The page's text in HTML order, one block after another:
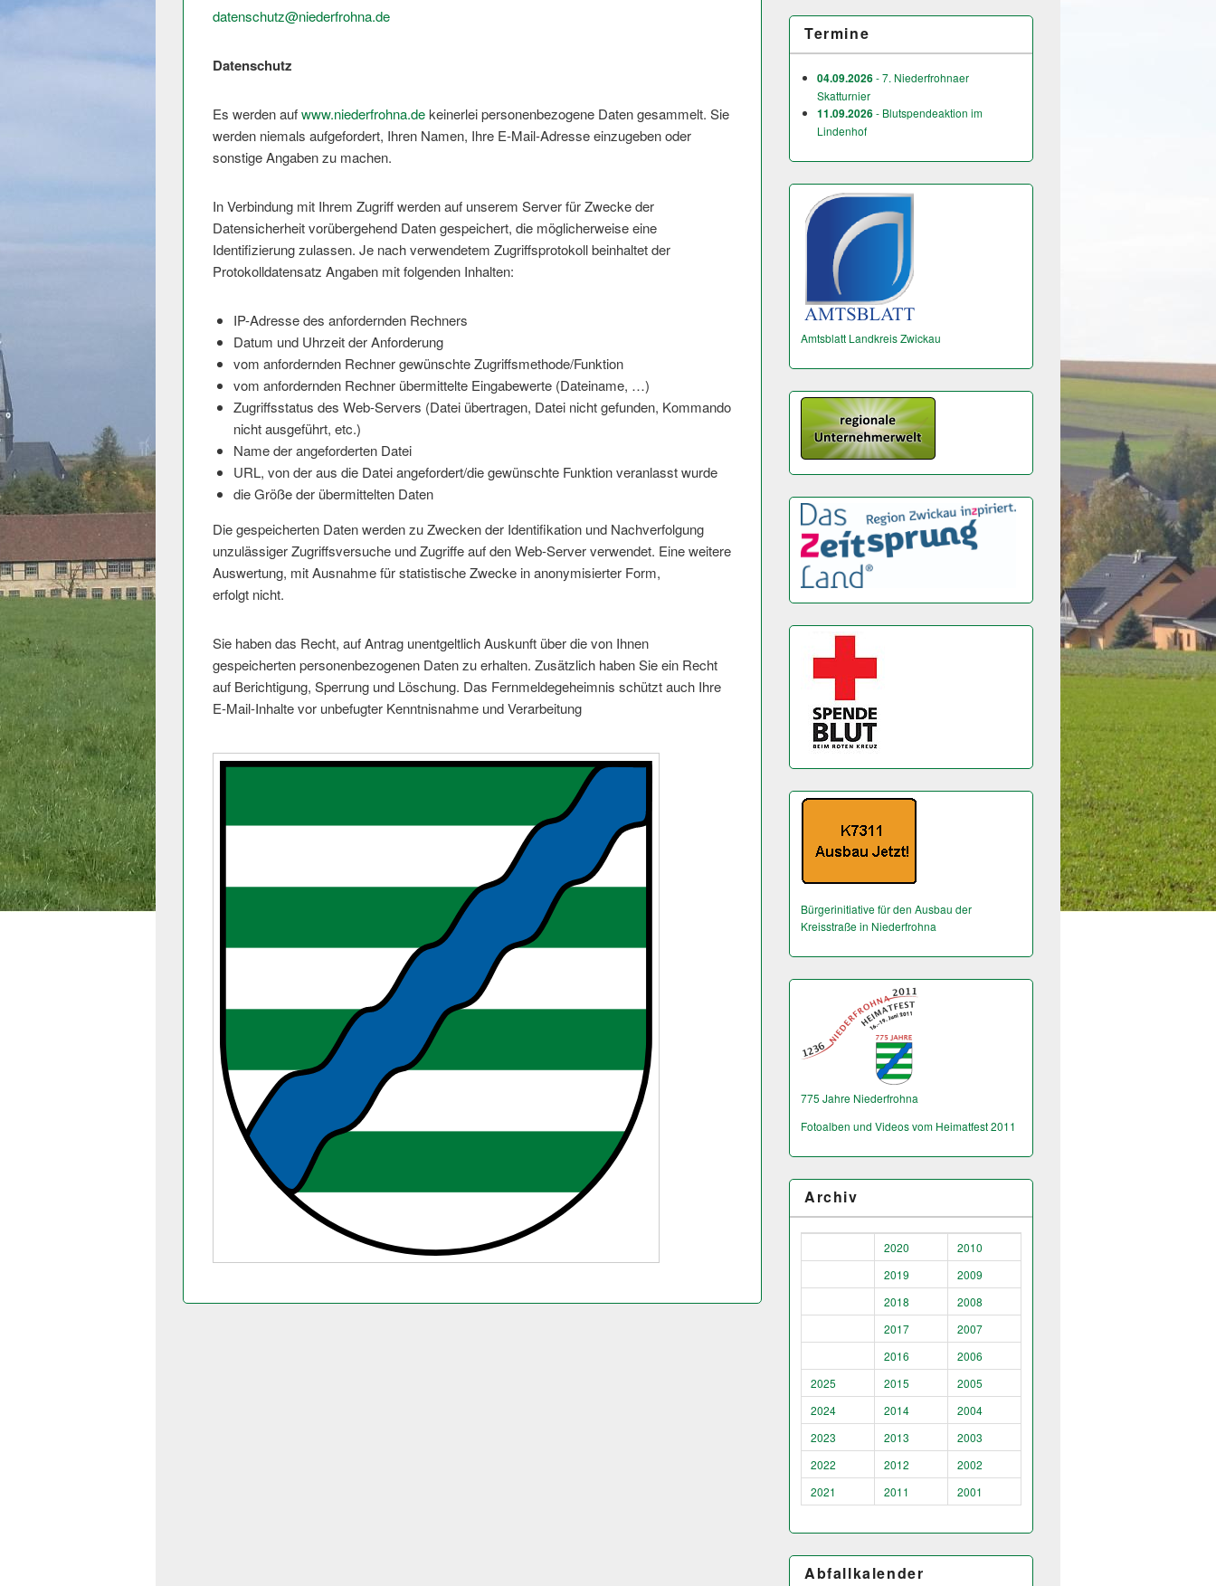
datenschutz@niederfrohna.de
Datenschutz
Es werden aufwww.niederfrohna.dekeinerlei personenbezogene Daten gesammelt. Sie
werden niemals aufgefordert, Ihren Namen, Ihre E-Mail-Adresse einzugeben oder
sonstige Angaben zu machen.
In Verbindung mit Ihrem Zugriff werden auf unserem Server für Zwecke der
Datensicherheit vorübergehend Daten gespeichert, die möglicherweise eine
Identifizierung zulassen. Je nach verwendetem Zugriffsprotokoll beinhaltet der
Protokolldatensatz Angaben mit folgenden Inhalten:
IP-Adresse des anfordernden Rechners
Datum und Uhrzeit der Anforderung
vom anfordernden Rechner gewünschte Zugriffsmetho­de/Funktion
vom anfordernden Rechner übermittelte Eingabewerte (Dateiname, …)
Zugriffsstatus des Web-Servers (Datei übertragen, Datei nicht gefunden, Kommando
nicht ausgeführt, etc.)
Name der angeforderten Datei
URL, von der aus die Datei angefordert/die gewünschte Funktion veranlasst wurde
die Größe der übermittelten Daten
Die gespeicherten Daten werden zu Zwecken der Identifikation und Nachverfolgung
unzulässiger Zugriffsversuche und Zugriffe auf den Web-Server verwendet. Eine weitere
Auswertung, mit Ausnahme für statistische Zwecke in anonymisierter Form,
erfolgt nicht.
Sie haben das Recht, auf Antrag unentgeltlich Auskunft über die von Ihnen
gespeicherten personenbezogenen Daten zu erhalten. Zusätzlich haben Sie ein Recht
auf Berichtigung, Sperrung und Löschung. Das Fernmeldegeheimnis schützt auch Ihre
E-Mail-Inhalte vor unbefugter Kenntnisnahme und Verarbeitung
Termine
04.09.2026- 7. Niederfrohnaer
Skatturnier
11.09.2026- Blutspendeaktion im
Lindenhof
Amtsblatt Landkreis Zwickau
Bürgerinitiative für den Ausbau der
Kreisstraße in Niederfrohna
775 Jahre Niederfrohna
Fotoalben und Videos vom Heimatfest 2011
Archiv
2020
2010
2019
2009
2018
2008
2017
2007
2016
2006
2025
2015
2005
2024
2014
2004
2023
2013
2003
2022
2012
2002
2021
2011 2001
Abfallkalender